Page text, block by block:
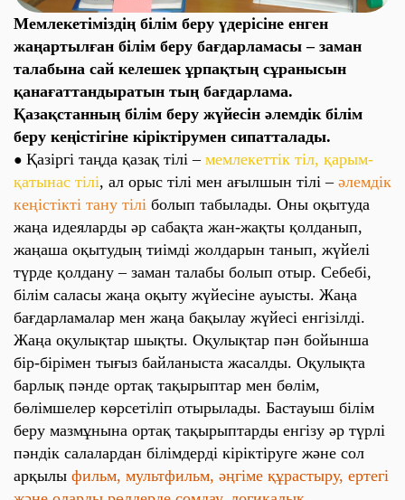
Мемлекетіміздің білім беру үдерісіне енген
жаңартылған білім беру бағдарламасы – заман
талабына сай келешек ұрпақтың сұранысын
қанағаттандыратын тың бағдарлама.
Қазақстанның білім беру жүйесін әлемдік білім
беру кеңістігіне кіріктірумен сипатталады.
● Қазіргі таңда қазақ тілі – мемлекеттік тіл, қарым-
қатынас тілі, ал орыс тілі мен ағылшын тілі – әлемдік
кеңістікті тану тілі болып табылады. Оны оқытуда
жаңа идеяларды әр сабақта жан-жақты қолданып,
жаңаша оқытудың тиімді жолдарын танып, жүйелі
түрде қолдану – заман талабы болып отыр. Себебі,
білім саласы жаңа оқыту жүйесіне ауысты. Жаңа
бағдарламалар мен жаңа бақылау жүйесі енгізілді.
Жаңа оқулықтар шықты. Оқулықтар пән бойынша
бір-бірімен тығыз байланыста жасалды. Оқулықта
барлық пәнде ортақ тақырыптар мен бөлім,
бөлімшелер көрсетіліп отырылады. Бастауыш білім
беру мазмұнына ортақ тақырыптарды енгізу әр түрлі
пәндік салалардан білімдерді кіріктіруге және сол
арқылы фильм, мультфильм, әңгіме құрастыру, ертегі